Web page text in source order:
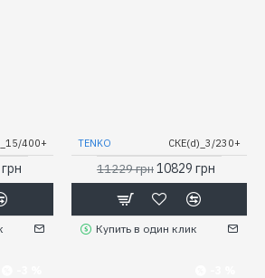
400+ TENKO СКЕ(d)_3/230+
11229 грн10829 грн
Купить в один клик